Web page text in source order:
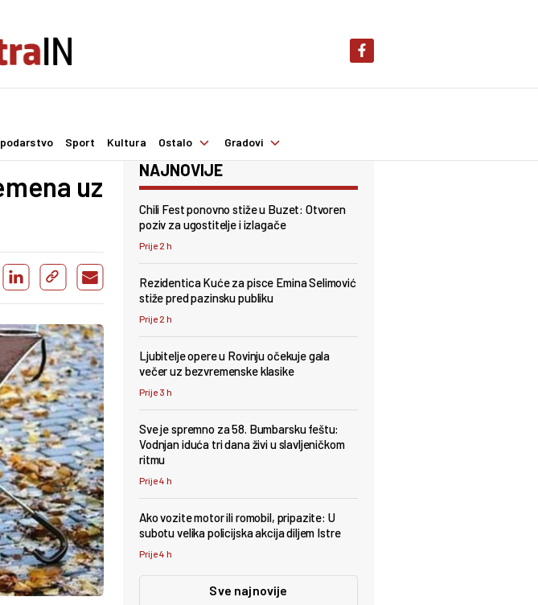
Sport Kultura Ostalo Gradovi
uz
NAJNOVIJE
Chili Fest ponovno stiže u Buzet: Otvoren
poziv za ugostitelje i izlagače
Prije 2 h
Rezidentica Kuće za pisce Emina Selimović
stiže pred pazinsku publiku
Prije 2 h
Ljubitelje opere u Rovinju očekuje gala
večer uz bezvremenske klasike
Prije 3 h
Sve je spremno za 58. Bumbarsku feštu:
Vodnjan iduća tri dana živi u slavljeničkom
ritmu
Prije 4 h
Ako vozite motor ili romobil, pripazite: U
subotu velika policijska akcija diljem Istre
Prije 4 h
Sve najnovije